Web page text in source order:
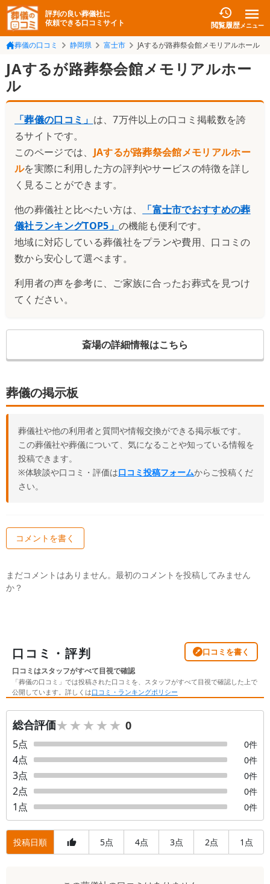
評判の良い葬儀社に
依頼できる口コミサイト
閲覧履歴メニュー
葬儀の口コミ 静岡県 富士市 JAするが路葬祭会館メモリアルホール
JAするが路葬祭会館メモリアルホー
ル
「葬儀の口コミ」 は、7万件以上の口コミ掲載数を誇
るサイトです。
このページでは、 JAするが路葬祭会館メモリアルホー
ルを実際に利用した方の評判やサービスの特徴を詳し
く見ることができます。
他の葬儀社と比べたい方は、
「富士市でおすすめの葬
儀社ランキングTOP5 」 の機能も便利です。
地域に対応している葬儀社をプランや費用、口コミの
数から安心して選べます。
利用者の声を参考に、ご家族に合ったお葬式を見つけ
てください。
斎場の詳細情報はこちら
葬儀の掲示板
葬儀社や他の利用者と質問や情報交換ができる掲示板です。
この葬儀社や葬儀について、気になることや知っている情報を
投稿できます。
※体験談や口コミ・評価は口コミ投稿フォームからご投稿くだ
さい。
コメントを書く
まだコメントはありません。最初のコメントを投稿してみません
か？
口コミ・評判 口コミを書く
口コミはスタッフがすべて目視で確認
「葬儀の口コミ」では投稿された口コミを、スタッフがすべて目視で確認した上で
公開しています。詳しくは口コミ・ランキングポリシー
総合評価★★★★★
★★★★★ 0
5点 0件
4点 0件
3点 0件
2点 0件
1 点 0件
投稿日順 5点 4点 3点 2点 1 点